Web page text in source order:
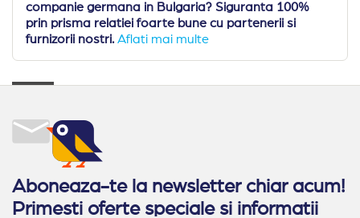
companie germana in Bulgaria? Siguranta 100%
prin prisma relatiei foarte bune cu partenerii si
furnizorii nostri. Aflati mai multe
Aboneaza-te la newsletter chiar acum!
Primesti oferte speciale si informatii